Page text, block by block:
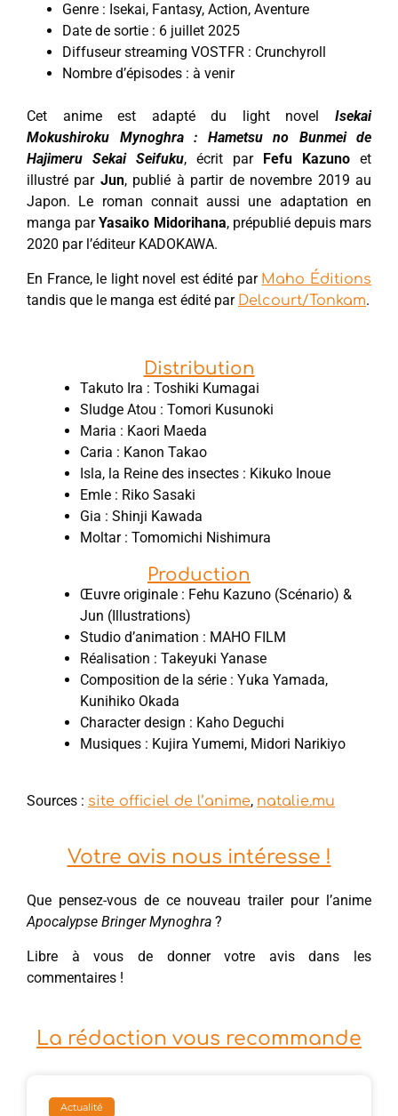
Genre : Isekai, Fantasy, Action, Aventure
Date de sortie : 6 juillet 2025
Diffuseur streaming VOSTFR : Crunchyroll
Nombre d’épisodes : à venir
Cet anime est adapté du light novel Isekai
Mokushiroku Mynoghra : Hametsu no Bunmei de
Hajimeru Sekai Seifuku, écrit par Fefu Kazuno et
illustré par Jun, publié à partir de novembre 2019 au
Japon. Le roman connait aussi une adaptation en
manga parYasaiko Midorihana, prépublié depuis mars
2020 par l’éditeur KADOKAWA.
En France, le light novel est édité par Maho Éditions
tandis que le manga est édité par Delcourt/Tonkam.
Distribution
Takuto ‌Ira : Toshiki ‌Kumagai
Sludge ‌Atou : Tomori ‌Kusunoki
Maria : Kaori Maeda
Caria : Kanon Takao
Isla, la Reine des insectes : Kikuko Inoue
Emle : Riko Sasaki
Gia : Shinji Kawada
Moltar : Tomomichi Nishimura
Production
Œuvre originale : Fehu Kazuno (Scénario) &
Jun (Illustrations)
Studio d’animation : MAHO FILM
Réalisation : Takeyuki Yanase
Composition de la série : Yuka Yamada,
Kunihiko Okada
Character design : Kaho Deguchi
Musiques : Kujira Yumemi, Midori Narikiyo
Sources : site officiel de l’anime, natalie.mu
Votre avis nous intéresse !
Que pensez-vous de ce nouveau trailer pour l’anime
Apocalypse Bringer Mynoghra ?
Libre à vous de donner votre avis dans les
commentaires !
La rédaction vous recommande
Actualité